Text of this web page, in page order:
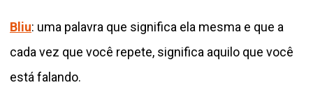
Bliu: uma palavra que significa ela mesma e que a
cada vez que você repete, significa aquilo que você
está falando.